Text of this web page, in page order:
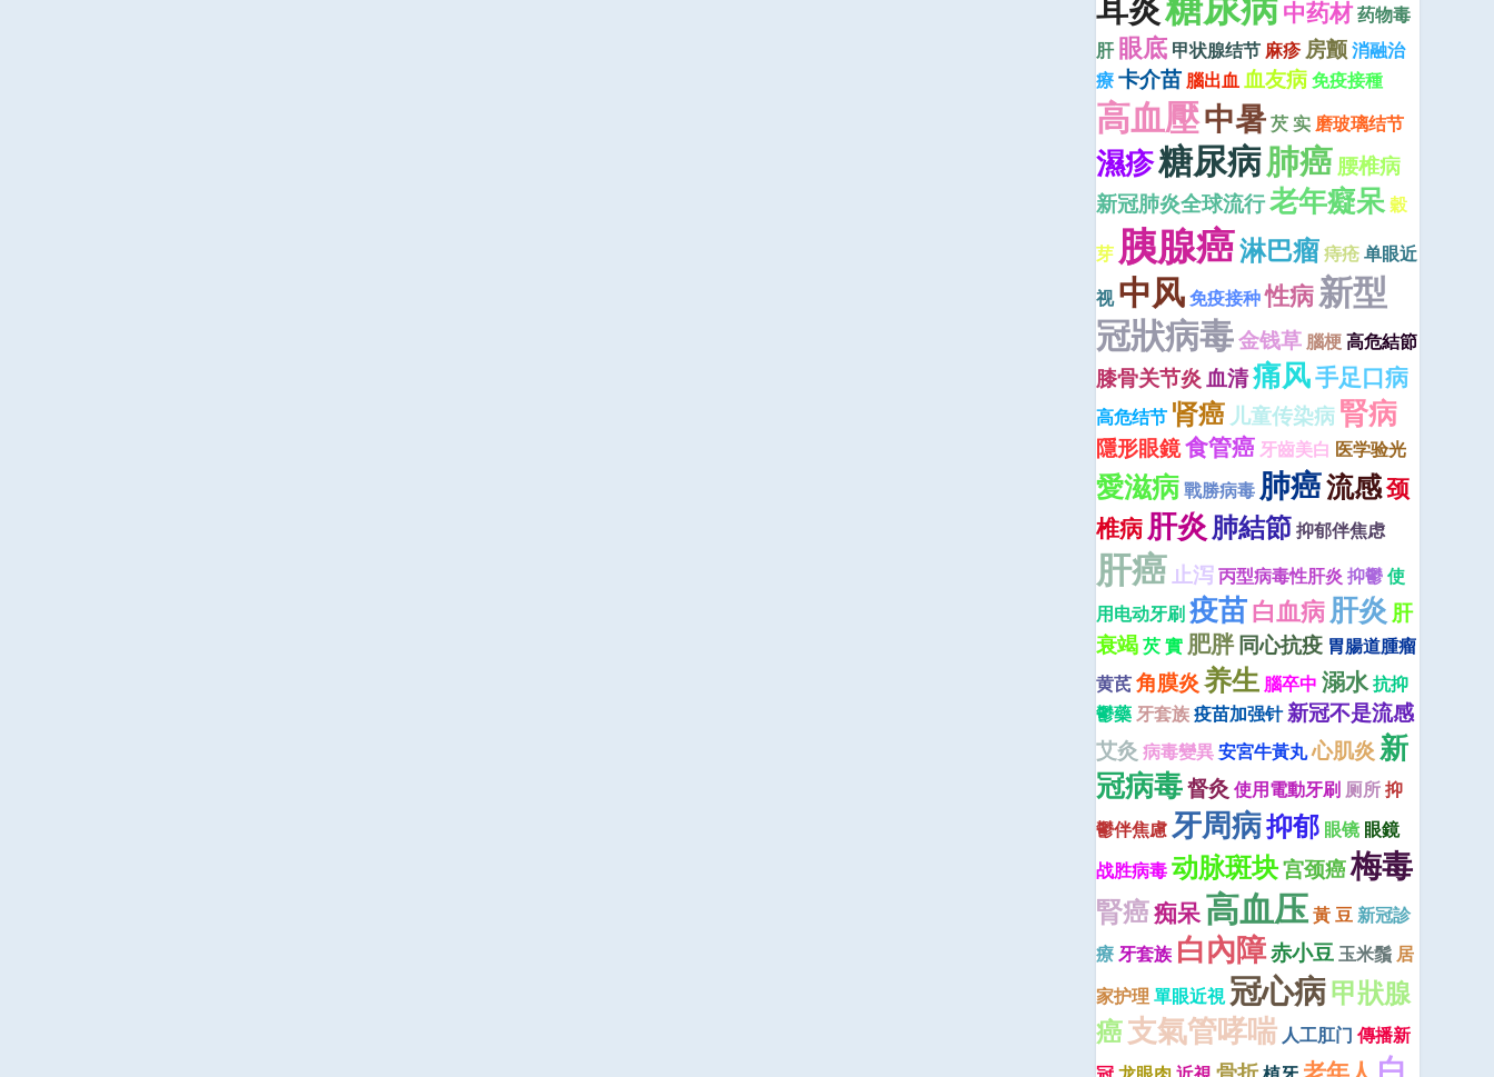
中药材药物毒
肝 眼底 甲状腺结节 麻疹房颤消融治
療卡介苗 腦出血血友病免疫接種
高血壓中暑芡 实 磨玻璃结节
濕疹糖尿病肺癌腰椎病
新冠肺炎全球流行老年癡呆穀
芽 胰腺癌淋巴瘤痔疮单眼近
视 中风免疫接种性病新型
冠狀病毒金钱草 腦梗高危結節
膝骨关节炎血清痛风手足口病
高危结节 肾癌儿童传染病腎病
隱形眼鏡食管癌牙齒美白 医学验光
愛滋病戰勝病毒 肺癌流感颈
椎病肝炎肺結節抑郁伴焦虑
肝癌止泻丙型病毒性肝炎抑鬱使
用电动牙刷疫苗白血病肝炎 肝
衰竭芡 實 肥胖同心抗疫 胃腸道腫瘤
黄芪角膜炎养生 腦卒中 溺水抗抑
鬱藥牙套族疫苗加强针新冠不是流感
艾灸 病毒變異安宮牛黃丸心肌炎新
冠病毒督灸 使用電動牙刷 厕所抑
鬱伴焦慮牙周病抑郁 眼镜 眼鏡
战胜病毒动脉斑块宫颈癌梅毒
腎癌痴呆高血压黃 豆新冠診
療牙套族 白內障赤小豆玉米鬚 居
家护理 單眼近視 冠心病甲狀腺
癌支氣管哮喘 人工肛门 傳播新